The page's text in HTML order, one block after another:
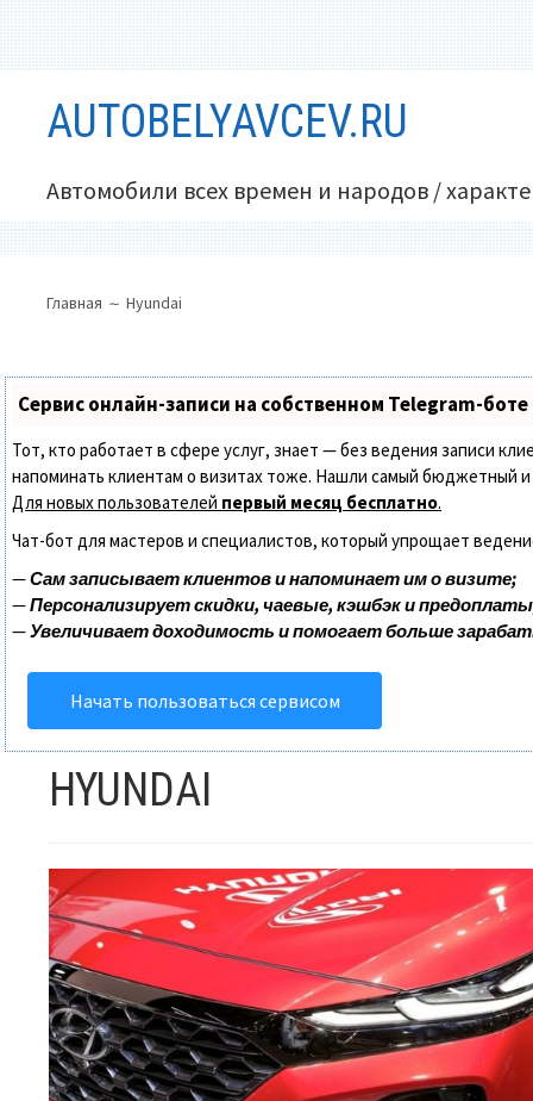
содержимомуAUTOBELYAVCEV.RU
Автомобили всех времен и народов /
МЕНЮ
САЙТЕ
(ХЛЕБНЫЕ
КРОШКИ)
Главная Hyundai
Сервис онлайн-записи на собственном Telegram-боте
Тот, кто работает в сфере услуг, знает — без ведения записи
напоминать клиентам о визитах тоже. Нашли самый бюджетный
Для новых пользователей первый месяц бесплатно.
Чат-бот для мастеров и специалистов, который упрощает
—Сам записывает клиентов и напоминает им о визите;
—Персонализирует скидки, чаевые, кэшбэк и
—Увеличивает доходимость и помогает больше
Начать пользоваться сервисом
HYUNDAI